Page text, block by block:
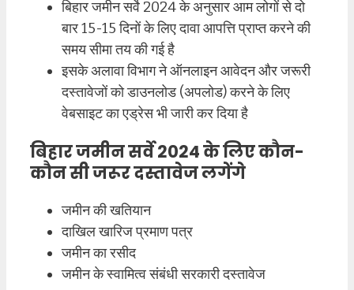
बिहार जमीन सर्वे 2024 के अनुसार आम लोगों से दो
बार 15-15 दिनों के लिए दावा आपत्ति प्राप्त करने की
समय सीमा तय की गई है
इसके अलावा विभाग ने ऑनलाइन आवेदन और जरूरी
दस्तावेजों को डाउनलोड (अपलोड) करने के लिए
वेबसाइट का एड्रेस भी जारी कर दिया है
बिहार जमीन सर्वे 2024 के लिए कौन-
कौन सी जरूर दस्तावेज लगेंगे
जमीन की खतियान
दाखिल खारिज प्रमाण पत्र
जमीन का रसीद
जमीन के स्वामित्व संबंधी सरकारी दस्तावेज